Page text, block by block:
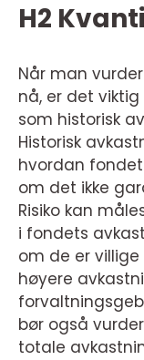
H2
Når man
nå, er det
som historisk
Historisk
hvordan
om det ikke
Risiko kan
i fondets
om de er
høyere
bør også
totale